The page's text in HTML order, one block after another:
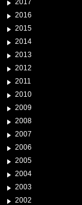
2017
2016
2015
2014
2013
2012
2011
2010
2009
2008
2007
2006
2005
2004
2003
2002